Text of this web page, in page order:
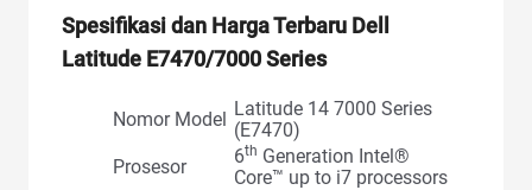
Spesifikasi dan Harga Terbaru Dell
Latitude E7470/7000 Series
Nomor Model Latitude 14 7000 Series
(E7470)
Prosesor
6th Generation Intel®
Core™ up to i7 processors